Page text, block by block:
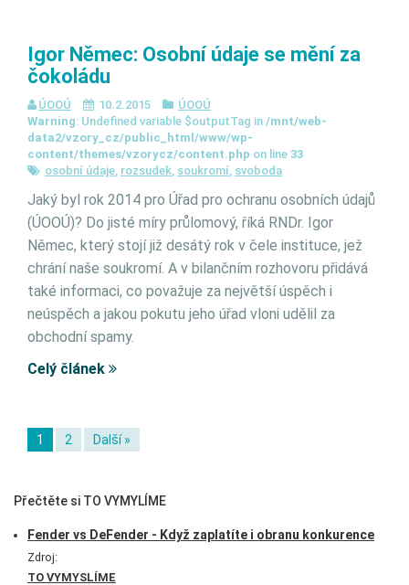
Igor Němec: Osobní údaje se mění za
čokoládu
ÚOOÚ 10.2.2015
ÚOOÚ
Warning: Undefined variable $outputTag in /mnt/web-
data2/vzory_cz/public_html/www/wp-
content/themes/vzorycz/content.php on line 33
osobní údaje, rozsudek, soukromí, svoboda
Jaký byl rok 2014 pro Úřad pro ochranu osobních údajů
(ÚOOÚ)? Do jisté míry průlomový, říká RNDr. Igor
Němec, který stojí již desátý rok v čele instituce, jež
chrání naše soukromí. A v bilančním rozhovoru přidává
také informaci, co považuje za největší úspěch i
neúspěch a jakou pokutu jeho úřad vloni udělil za
obchodní spamy.
Celý článek
1 2 Další »
Přečtěte si TO VYMYLÍME
Fender vs DeFender - Když zaplatíte i obranu konkurence
Zdroj:
TO VYMYSLÍME